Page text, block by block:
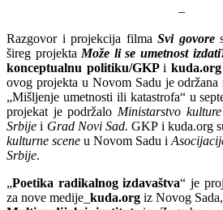
–
Razgovor i projekcija filma Svi govore
šireg projekta Može li se umetnost
konceptualnu politiku/GKPi kuda.org
ovog projekta u Novom Sadu je
„Mišljenje umetnosti ili katastrofa“ u
projekat je podržalo Ministarstvo
Srbijei Grad Novi Sad.GKP i kuda.org
kulturne scene u Novom Sadu i
Srbije.
„Poetika radikalnog izdavaštva“ je
za nove medije_ kuda.org iz Novog Sada,